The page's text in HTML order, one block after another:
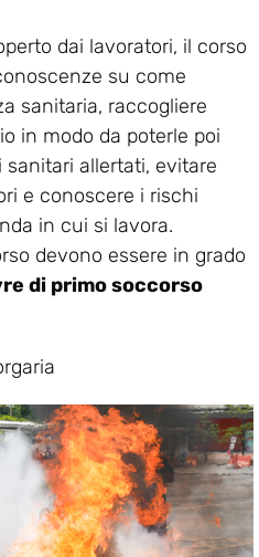
dai lavoratori, il corso
su come
sanitaria, raccogliere
in modo da poterle poi
allertati, evitare
e conoscere i rischi
in cui si lavora.
devono essere in grado
di primo soccorso